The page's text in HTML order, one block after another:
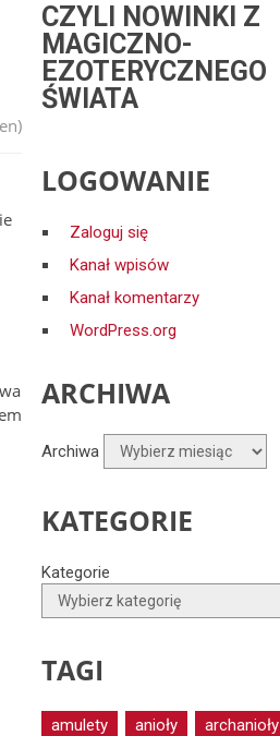
CZYLI NOWINKI Z
MAGICZNO-
EZOTERYCZNEGO
ŚWIATA
LOGOWANIE
Zaloguj się
Kanał wpisów
Kanał komentarzy
WordPress.org
ARCHIWA
Archiwa
KATEGORIE
Kategorie
TAGI
amulety anioły
archanioły